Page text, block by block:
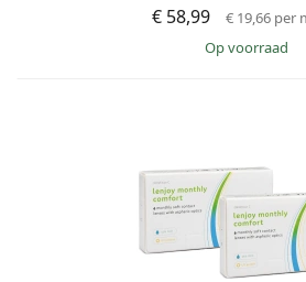
€ 58,99 € 19,66 per
op voorraad